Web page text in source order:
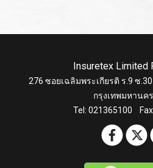
Insuretex Limited
276 ซอยเฉลิมพระเกียรติ ร.9 ซ
กรุงเทพมหานค
Tel: 021365100